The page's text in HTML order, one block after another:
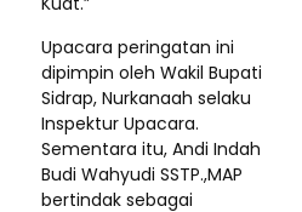
Upacara peringatan ini
dipimpin oleh Wakil Bupati
Sidrap, Nurkanaah selaku
Inspektur Upacara.
Sementara itu, Andi Indah
Budi Wahyudi SSTP.,MAP
bertindak sebagai